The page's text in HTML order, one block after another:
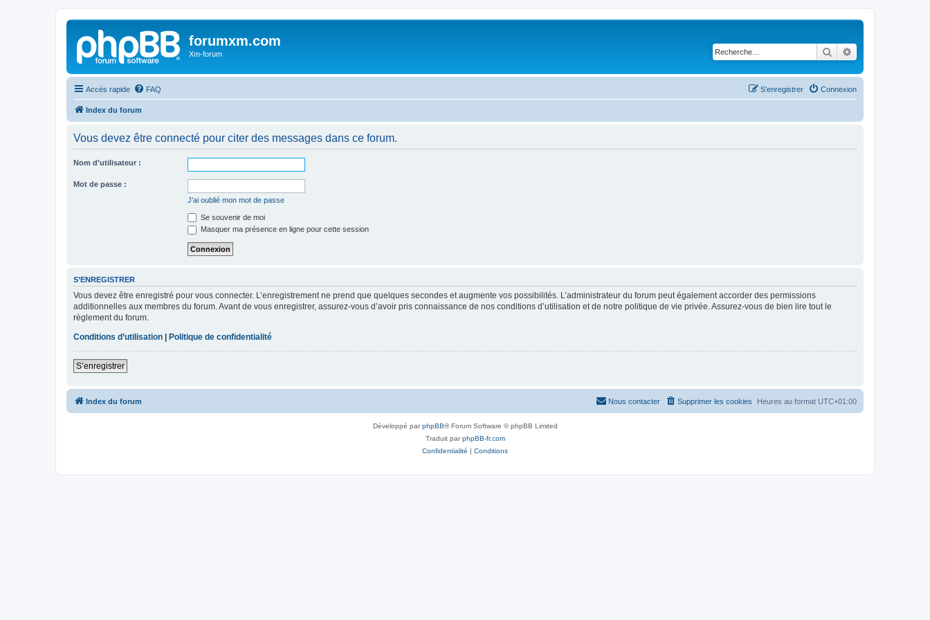
forumxm.com
Xm-forum Rechercher
Accès rapide FAQ Connexion
S’enregistrer
Index du forum
Vous devez être connecté pour citer des messages dans ce forum.
Nom d’utilisateur :
Mot de passe :
J’ai oublié mon mot de passe
Se souvenir de moi
Masquer ma présence en ligne pour cette session
S’ENREGISTRER
Vous devez être enregistré pour vous connecter. L’enregistrement ne prend que quelques secondes et augmente vos possibilités. L’administrateur du forum peut également accorder des permissions
additionnelles aux membres du forum. Avant de vous enregistrer, assurez-vous d’avoir pris connaissance de nos conditions d’utilisation et de notre politique de vie privée. Assurez-vous de bien lire tout le
règlement du forum.
Conditions d’utilisation
Politique de confidentialité
S’enregistrer
Index du forum Heures au format UTC+01:00
Supprimer les cookies
Nous contacter
Développé parphpBB® Forum Software © phpBB Limited
Traduit parphpBB-fr.com
Confidentialité | Conditions